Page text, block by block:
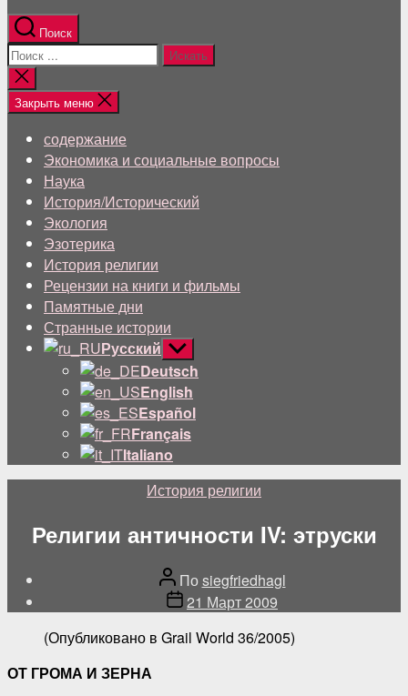
Поиск
Поиск:
Близкий
поиск
Закрыть меню
содержание
Экономика и социальные вопросы
Наука
История/Исторический
Экология
Эзотерика
История религии
Рецензии на книги и фильмы
Памятные дни
Странные истории
Русский Показывать
подменю
Deutsch
English
Español
Français
Italiano
Категории
История религии
Религии античности IV: этруски
Автор
поста
Поsiegfriedhagl
Дата21 Март 2009
(Опубликовано в Grail World 36/2005)
ОТ ГРОМА И ЗЕРНА